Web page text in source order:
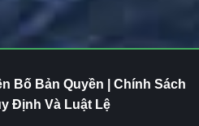
Bố Bản Quyền | Chính Sách
Định Và Luật Lệ